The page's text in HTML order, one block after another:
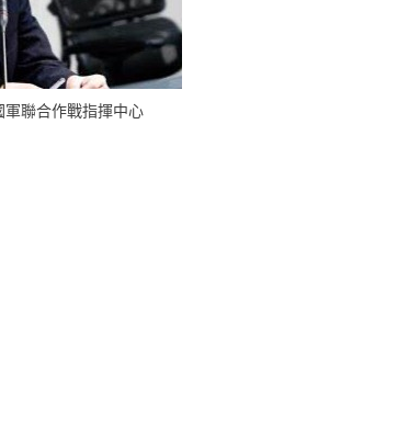
聯合作戰指揮中心